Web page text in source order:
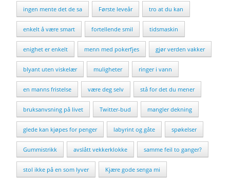
ingen mente det de sa Første leveår tro at du kan
enkelt å være smart fortellende smil tidsmaskin
enighet er enkelt menn med pokerfjes gjør verden vakker
blyant uten viskelær muligheter ringer i vann
en manns fristelse være deg selv stå for det du mener
bruksanvsning på livet Twitter-bud mangler dekning
glede kan kjøpes for penger labyrint og gåte spøkelser
Gummistrikk avslått vekkerklokke samme feil to ganger?
stol ikke på en som lyver Kjære gode senga mi